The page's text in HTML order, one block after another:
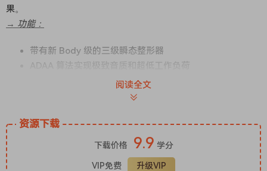
果。
→ 功能：
带有新 Body 级的三级瞬态整形器
ADAA 算法实现极致音质和超低工作负荷
2x、4x、8x 和 16x 过采样
可在多频段和单频段模式之间切换
具有 Kirchhoff-EQ 基本控制的 8 频段参数侧链
高级侧链选项：支持具有中侧和左右操作模式的内部和外
阅读全文
资源下载
下载价格 9.9 学分
VIP免费 升级VIP